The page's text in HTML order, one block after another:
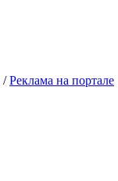
/Реклама на портале